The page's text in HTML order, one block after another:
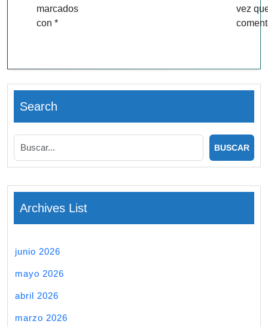
marcados
con *
vez
Search
Archives List
junio 2026
mayo 2026
abril 2026
marzo 2026